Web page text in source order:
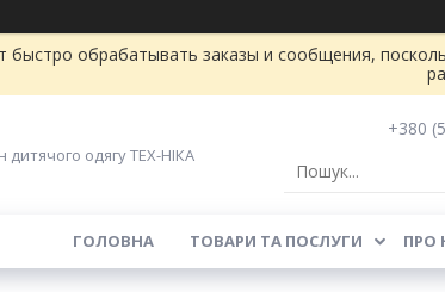
быстро обрабатывать заказы и сообщения,
дитячого одягу ТЕХ-НІКА
+380
ГОЛОВНА ТОВАРИ ТА ПОСЛУГИ ПРО